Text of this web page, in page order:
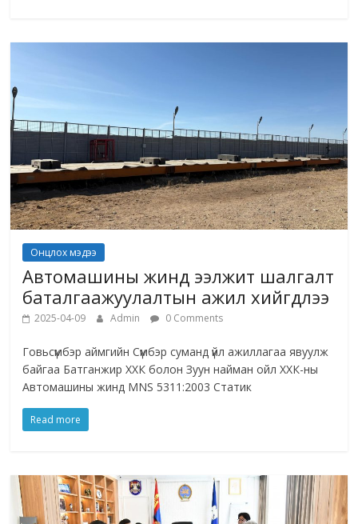
Онцлох мэдээ
Автомашины жинд ээлжит шалгалт
баталгаажуулалтын ажил хийгдлээ
2025-04-09 Admin 0 Comments
Говьсүмбэр аймгийн Сүмбэр суманд үйл ажиллагаа явуулж
байгаа Батганжир ХХК болон Зуун найман ойл ХХК-ны
Автомашины жинд MNS 5311:2003 Статик
Read more